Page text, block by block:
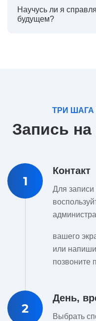
Научусь ли я
будущем?
ТРИ ШАГА
Запись
1
Контакт
Для записи
вашего
или
позвоните
2
День,
Выбрать